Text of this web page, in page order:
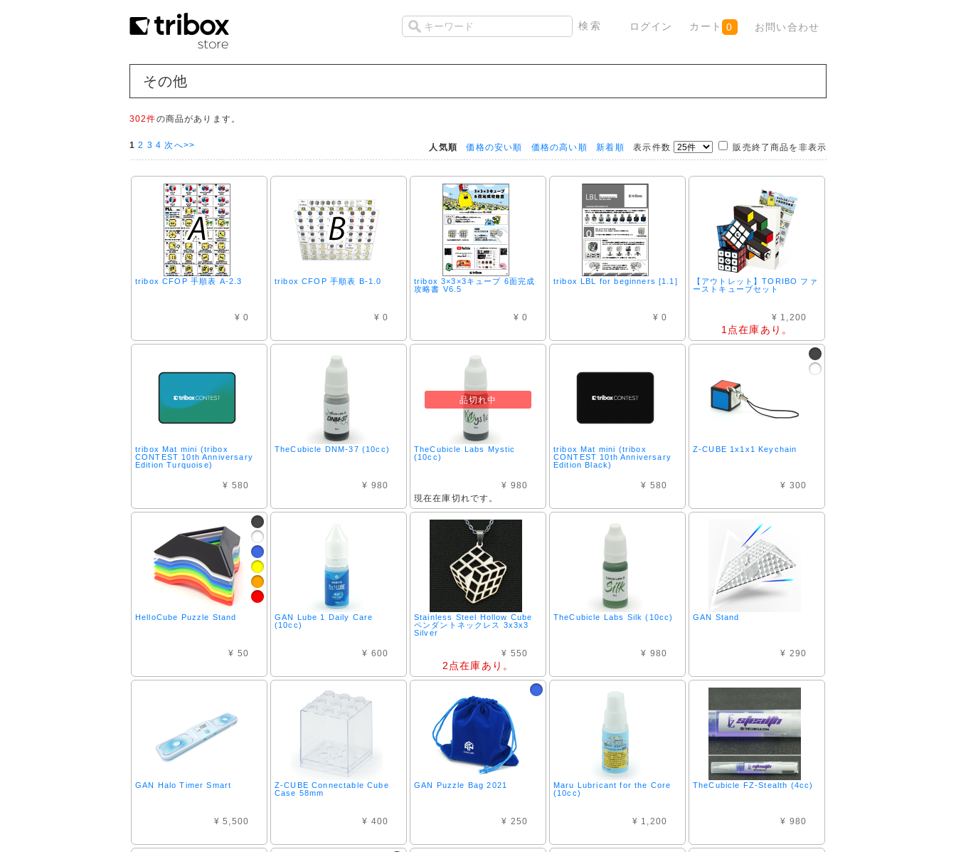
ログイン カート 0 お問い合わせ
その他
302件の商品があります。
人気順 価格の安い順 価格の高い順 新着順 表示件数 販売終了商品を非表示
1 2 3 4 次へ>>
tribox CFOP 手順表 A-2.3
¥ 0
tribox CFOP 手順表 B-1.0
¥ 0
tribox 3×3×3キューブ 6面完成
攻略書 V6.5
¥ 0
tribox LBL for beginners [1.1]
¥ 0
【アウトレット】TORIBO ファ
ーストキューブセット
¥ 1,200
1点在庫あり。
tribox Mat mini (tribox
CONTEST 10th Anniversary
Edition Turquoise)
¥ 580
TheCubicle DNM-37 (10cc)
¥ 980
品切れ中
TheCubicle Labs Mystic
(10cc)
¥ 980
現在在庫切れです。
tribox Mat mini (tribox
CONTEST 10th Anniversary
Edition Black)
¥ 580
Z-CUBE 1x1x1 Keychain
¥ 300
HelloCube Puzzle Stand
¥ 50
GAN Lube 1 Daily Care
(10cc)
¥ 600
Stainless Steel Hollow Cube
ペンダントネックレス 3x3x3
Silver
¥ 550
2点在庫あり。
TheCubicle Labs Silk (10cc)
¥ 980
GAN Stand
¥ 290
GAN Halo Timer Smart
¥ 5,500
Z-CUBE Connectable Cube
Case 58mm
¥ 400
GAN Puzzle Bag 2021
¥ 250
Maru Lubricant for the Core
(10cc)
¥ 1,200
TheCubicle FZ-Stealth (4cc)
¥ 980